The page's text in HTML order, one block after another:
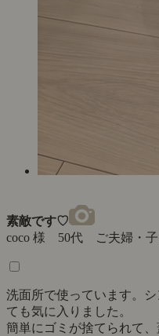
素敵です♡
coco 様 50代 ご夫婦・子
洗面所で使っています。
ても気に入りました。
簡単にゴミが捨てられて